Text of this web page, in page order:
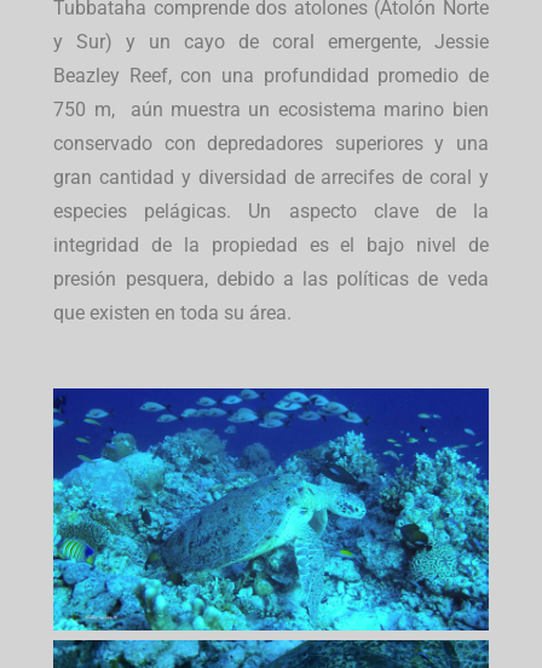
Tubbataha comprende dos atolones (Atolón Norte
y Sur) y un cayo de coral emergente, Jessie
Beazley Reef, con una profundidad promedio de
750 m, aún muestra un ecosistema marino bien
conservado con depredadores superiores y una
gran cantidad y diversidad de arrecifes de coral y
especies pelágicas. Un aspecto clave de la
integridad de la propiedad es el bajo nivel de
presión pesquera, debido a las políticas de veda
que existen en toda su área.